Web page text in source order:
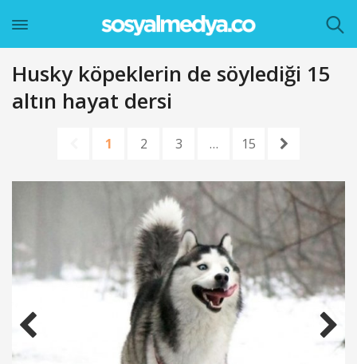
Husky köpeklerin de söylediği 15
altın hayat dersi
1 2 3 … 15